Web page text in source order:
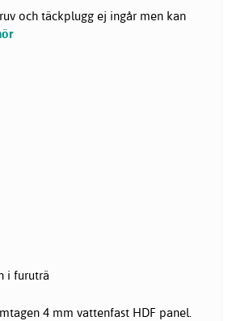
och täckplugg ej ingår men kan
i furuträ
4 mm vattenfast HDF panel.